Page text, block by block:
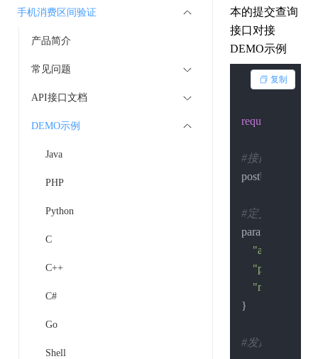
手机消费区间验证
产品简介
常见问题
API接口文档
DEMO示例
Java
PHP
Python
C
C++
C#
Go
Shell
本的提交查询
接口对接
DEMO示例
require
#接口地址
postUrl =
#定义请求的数
params = {
"account"
"password"
"mobile"
}
#发起请求
复制